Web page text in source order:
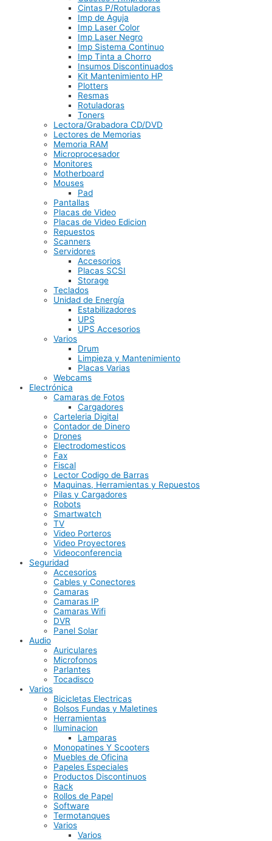
Cintas P/Rotuladoras
Imp de Aguja
Imp Laser Color
Imp Laser Negro
Imp Sistema Continuo
Imp Tinta a Chorro
Insumos Discontinuados
Kit Mantenimiento HP
Plotters
Resmas
Rotuladoras
Toners
Lectora/Grabadora CD/DVD
Lectores de Memorias
Memoria RAM
Microprocesador
Monitores
Motherboard
Mouses
Pad
Pantallas
Placas de Video
Placas de Video Edicion
Repuestos
Scanners
Servidores
Accesorios
Placas SCSI
Storage
Teclados
Unidad de Energía
Estabilizadores
UPS
UPS Accesorios
Varios
Drum
Limpieza y Mantenimiento
Placas Varias
Webcams
Electrónica
Camaras de Fotos
Cargadores
Carteleria Digital
Contador de Dinero
Drones
Electrodomesticos
Fax
Fiscal
Lector Codigo de Barras
Maquinas, Herramientas y Repuestos
Pilas y Cargadores
Robots
Smartwatch
TV
Video Porteros
Video Proyectores
Videoconferencia
Seguridad
Accesorios
Cables y Conectores
Camaras
Camaras IP
Camaras Wifi
DVR
Panel Solar
Audio
Auriculares
Microfonos
Parlantes
Tocadisco
Varios
Bicicletas Electricas
Bolsos Fundas y Maletines
Herramientas
Iluminacion
Lamparas
Monopatines Y Scooters
Muebles de Oficina
Papeles Especiales
Productos Discontinuos
Rack
Rollos de Papel
Software
Termotanques
Varios
Varios